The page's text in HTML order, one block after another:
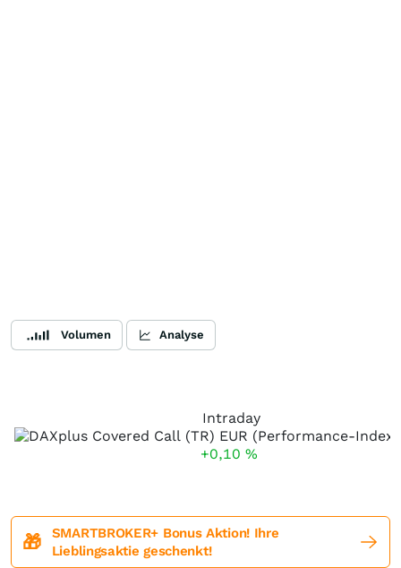
Volumen Analyse
Intraday
+0,10 %
🎁
SMARTBROKER+ Bonus Aktion! Ihre
Lieblingsaktie geschenkt!